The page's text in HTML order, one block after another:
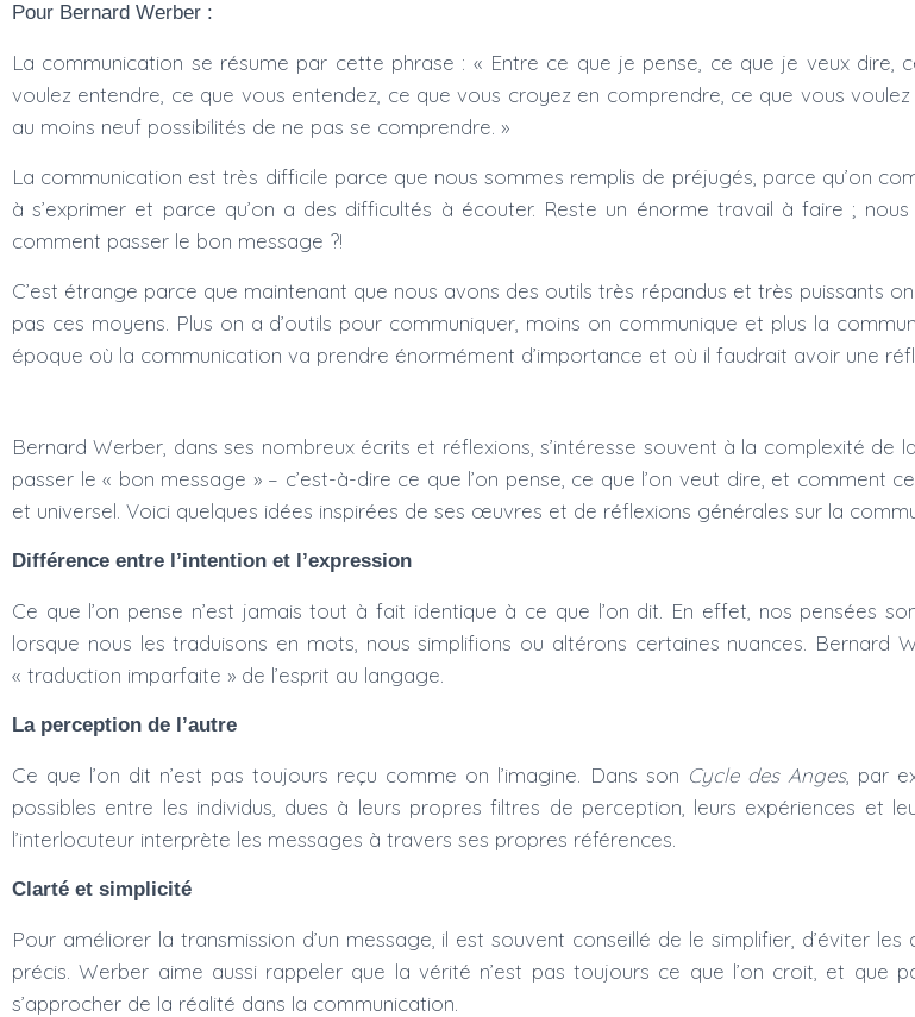
Pour Bernard Werber :
La communication se résume par cette phrase : « Entre ce que je pense, ce que je veux dire,
voulez entendre, ce que vous entendez, ce que vous croyez en comprendre, ce que vous
au moins neuf possibilités de ne pas se comprendre. »
La communication est très difficile parce que nous sommes remplis de préjugés, parce qu’on
à s’exprimer et parce qu’on a des difficultés à écouter. Reste un énorme travail à faire ;
comment passer le bon message ?!
C’est étrange parce que maintenant que nous avons des outils très répandus et très puissants
pas ces moyens. Plus on a d’outils pour communiquer, moins on communique et plus la
époque où la communication va prendre énormément d’importance et où il faudrait avoir une
Bernard Werber, dans ses nombreux écrits et réflexions, s’intéresse souvent à la complexité de
passer le « bon message » – c’est-à-dire ce que l’on pense, ce que l’on veut dire, et comment
et universel. Voici quelques idées inspirées de ses œuvres et de réflexions générales sur la
Différence entre l’intention et l’expression
Ce que l’on pense n’est jamais tout à fait identique à ce que l’on dit. En effet, nos pensées
lorsque nous les traduisons en mots, nous simplifions ou altérons certaines nuances.
« traduction imparfaite » de l’esprit au langage.
La perception de l’autre
Ce que l’on dit n’est pas toujours reçu comme on l’imagine. Dans son Cycle des Anges, par
possibles entre les individus, dues à leurs propres filtres de perception, leurs expériences et
l’interlocuteur interprète les messages à travers ses propres références.
Clarté et simplicité
Pour améliorer la transmission d’un message, il est souvent conseillé de le simplifier, d’éviter
précis. Werber aime aussi rappeler que la vérité n’est pas toujours ce que l’on croit, et que
s’approcher de la réalité dans la communication.